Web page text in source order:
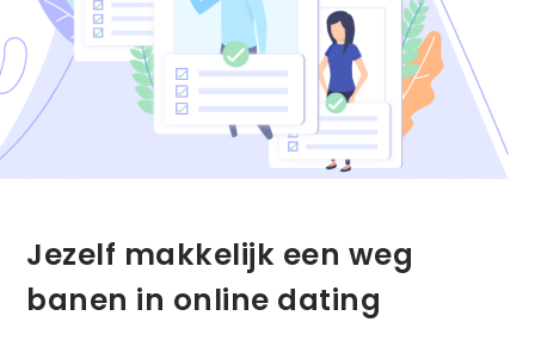
Jezelf makkelijk een weg
banen in online dating